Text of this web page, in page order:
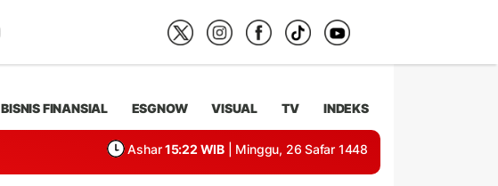
BISNIS FINANSIAL ESGNOW VISUAL TV INDEKS
Ashar 15:22 WIB | Minggu, 26 Safar 1448